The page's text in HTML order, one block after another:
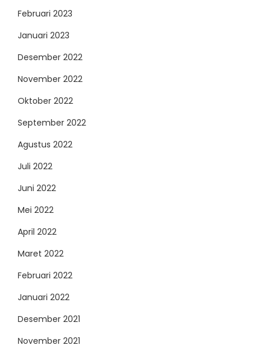
Februari 2023
Januari 2023
Desember 2022
November 2022
Oktober 2022
September 2022
Agustus 2022
Juli 2022
Juni 2022
Mei 2022
April 2022
Maret 2022
Februari 2022
Januari 2022
Desember 2021
November 2021